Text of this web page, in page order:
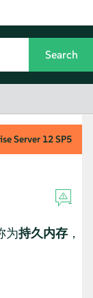
Server 12 SP5
为持久内存，